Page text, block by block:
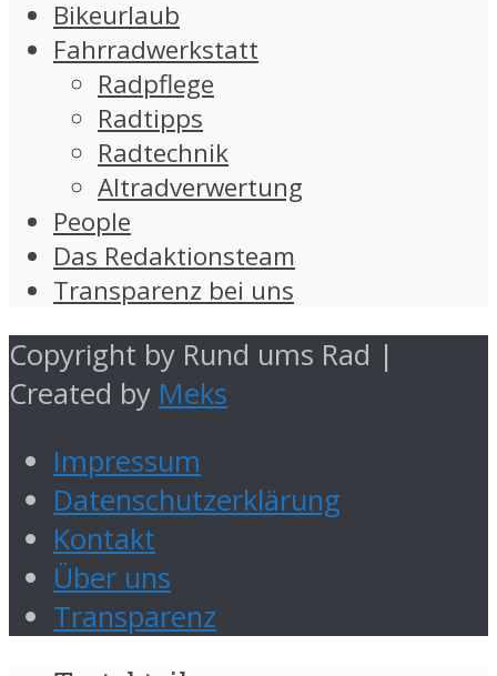
Bikeurlaub
Fahrradwerkstatt
Radpflege
Radtipps
Radtechnik
Altradverwertung
People
Das Redaktionsteam
Transparenz bei uns
Copyright by Rund ums Rad |
Created by Meks
Impressum
Datenschutzerklärung
Kontakt
Über uns
Transparenz